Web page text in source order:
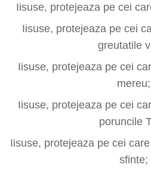
Iisuse, protejeaza pe cei
Iisuse, protejeaza pe cei
greutatile
Iisuse, protejeaza pe cei
mereu;
Iisuse, protejeaza pe cei
poruncile
Iisuse, protejeaza pe cei
sfinte;